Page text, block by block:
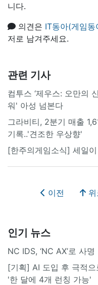
니다.
의견은 IT동아(게임
저로 남겨주세요.
관련 기사
컴투스 ‘제우스: 오만의
워' 아성 넘본다
그라비티, 2분기 매출
기록..'견조한 우상향'
[한주의게임소식] 세일
이전 위
인기 뉴스
NC IDS, ‘NC AX’로 사
[기획] AI 도입 후 극적
'한 달에 4개 런칭 가능'